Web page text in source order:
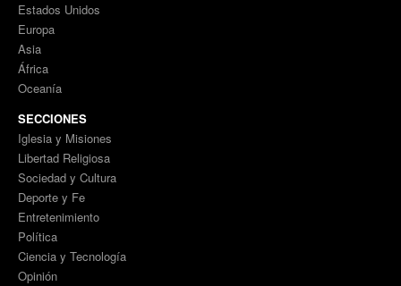
Estados Unidos
Europa
Asia
África
Oceanía
SECCIONES
Iglesia y Misiones
Libertad Religiosa
Sociedad y Cultura
Deporte y Fe
Entretenimiento
Política
Ciencia y Tecnología
Opinión